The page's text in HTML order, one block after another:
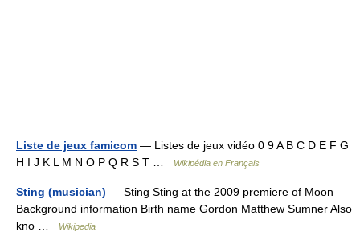
Liste de jeux famicom — Listes de jeux vidéo 0 9 A B C D E F G
H I J K L M N O P Q R S T …
Wikipédia en Français
Sting (musician) — Sting Sting at the 2009 premiere of Moon
Background information Birth name Gordon Matthew Sumner Also
kno …
Wikipedia